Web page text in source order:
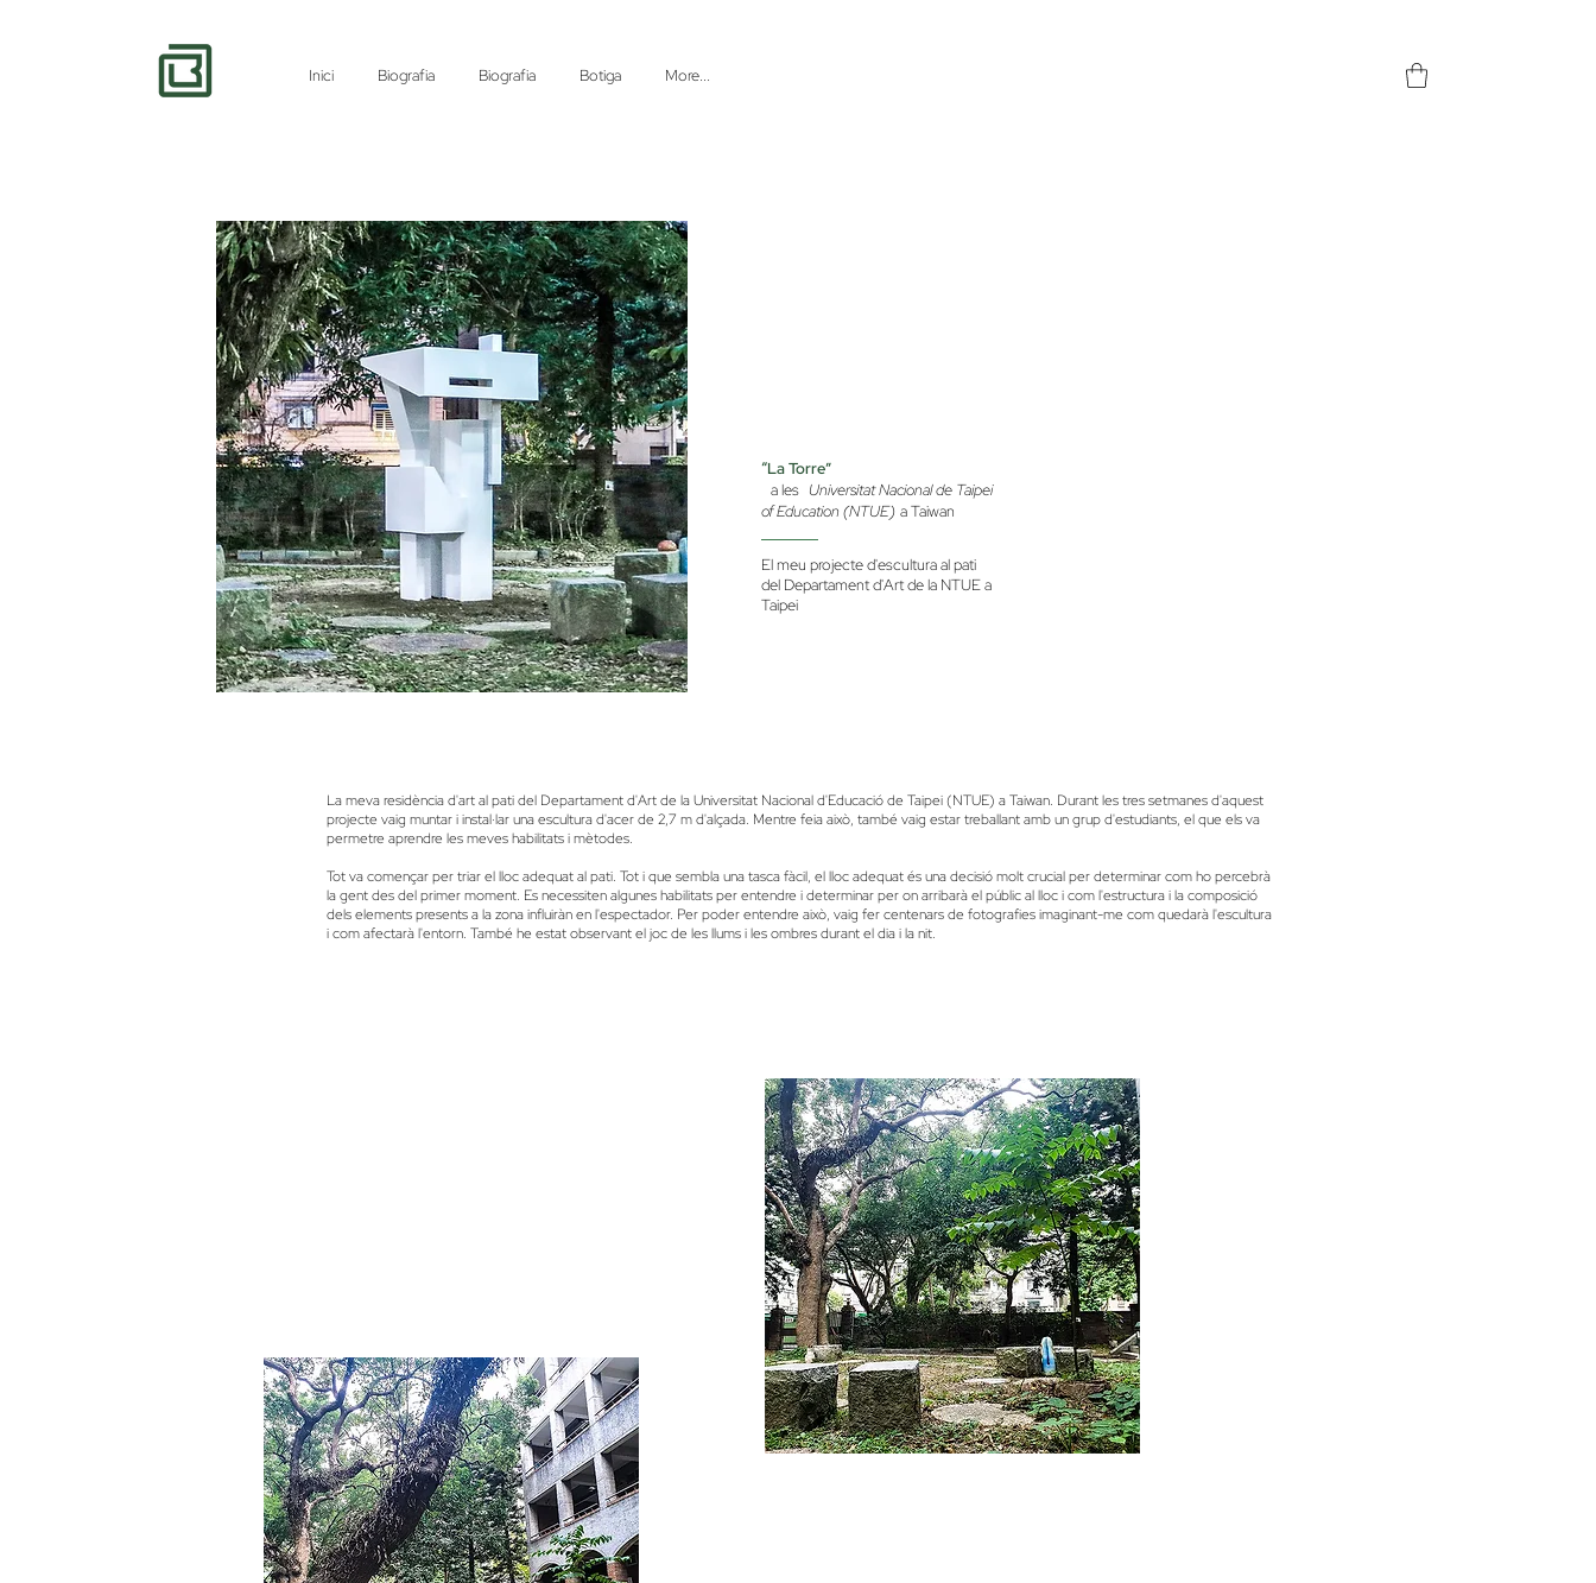
Inici Biografia Biografia Botiga More...
“La Torre”
a les Universitat Nacional de Taipei
of Education (NTUE) a Taiwan
El meu projecte d'escultura al pati
del Departament d'Art de la NTUE a
Taipei
La meva residència d'art al pati del Departament d'Art de la Universitat Nacional d'Educació de Taipei (NTUE) a Taiwan. Durant les tres setmanes d'aquest
projecte vaig muntar i instal·lar una escultura d'acer de 2,7 m d'alçada. Mentre feia això, també vaig estar treballant amb un grup d'estudiants, el que els va
permetre aprendre les meves habilitats i mètodes.
Tot va començar per triar el lloc adequat al pati. Tot i que sembla una tasca fàcil, el lloc adequat és una decisió molt crucial per determinar com ho percebrà
la gent des del primer moment. Es necessiten algunes habilitats per entendre i determinar per on arribarà el públic al lloc i com l'estructura i la composició
dels elements presents a la zona influiràn en l'espectador. Per poder entendre això, vaig fer centenars de fotografies imaginant-me com quedarà l'escultura
i com afectarà l'entorn. També he estat observant el joc de les llums i les ombres durant el dia i la nit.